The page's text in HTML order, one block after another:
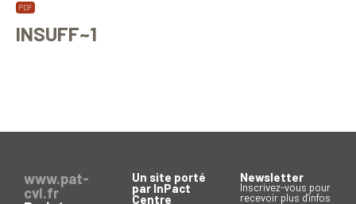
INSUFF~1
www.pat-
cvl.fr
Un site porté
par InPact
Centre
Newsletter
Inscrivez-vous pour
recevoir plus d'infos